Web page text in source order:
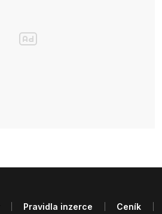
Pravidla inzerce
Ceník